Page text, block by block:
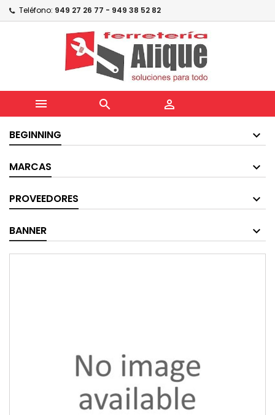
Teléfono: 949 27 26 77 - 949 38 52 82
  
BEGINNING
MARCAS
PROVEEDORES
BANNER